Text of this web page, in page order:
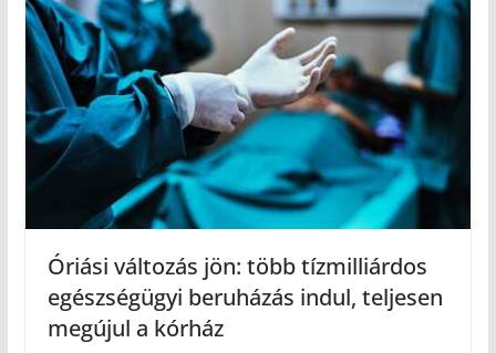
Óriási változás jön: több tízmilliárdos
egészségügyi beruházás indul, teljesen
megújul a kórház